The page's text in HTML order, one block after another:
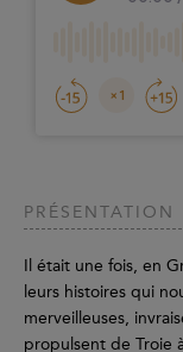
PRÉSENTATION
Il était une fois, en
leurs histoires qui
merveilleuses,
propulsent de Troie